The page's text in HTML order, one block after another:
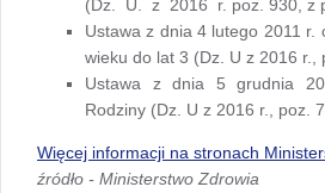
(Dz. U. z 2016 r. poz. 930, z
Ustawa z dnia 4 lutego 2011 r.
wieku do lat 3 (Dz. U z 2016 r.,
Ustawa z dnia 5 grudnia
Rodziny (Dz. U z 2016 r., poz.
Więcej informacji na stronach
źródło - Ministerstwo Zdrowia